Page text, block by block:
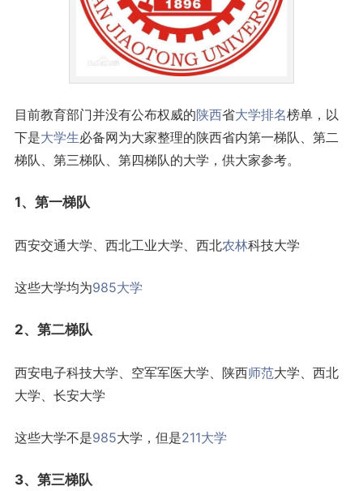
目前教育部门并没有公布权威的陕西省大学排名榜单，以
下是大学生必备网为大家整理的陕西省内第一梯队、第二
梯队、第三梯队、第四梯队的大学，供大家参考。
1、第一梯队
西安交通大学、西北工业大学、西北农林科技大学
这些大学均为985大学
2、第二梯队
西安电子科技大学、空军军医大学、陕西师范大学、西北
大学、长安大学
这些大学不是985大学，但是211大学
3、第三梯队